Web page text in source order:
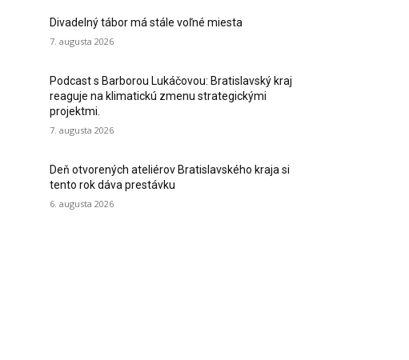
Divadelný tábor má stále voľné miesta
7. augusta 2026
Podcast s Barborou Lukáčovou: Bratislavský kraj
reaguje na klimatickú zmenu strategickými
projektmi.
7. augusta 2026
Deň otvorených ateliérov Bratislavského kraja si
tento rok dáva prestávku
6. augusta 2026